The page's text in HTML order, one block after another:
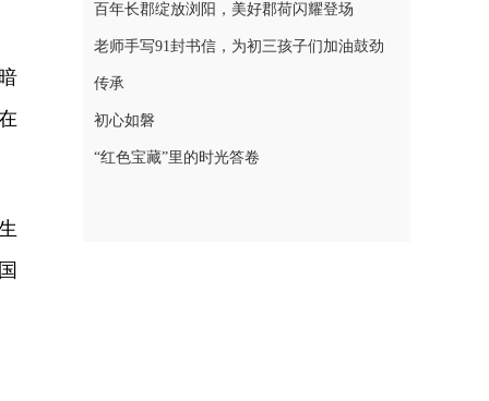
百年长郡绽放浏阳，美好郡荷闪耀登场
老师手写91封书信，为初三孩子们加油鼓劲
传承
初心如磐
“红色宝藏”里的时光答卷